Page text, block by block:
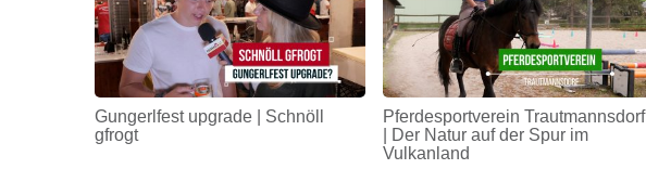
Gungerlfest upgrade | Schnöll
gfrogt
Pferdesportverein Trautmannsdorf
| Der Natur auf der Spur im
Vulkanland